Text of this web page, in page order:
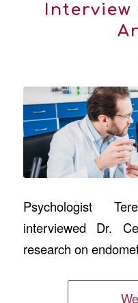
Interview
Psychologist
interviewed Dr.
research on